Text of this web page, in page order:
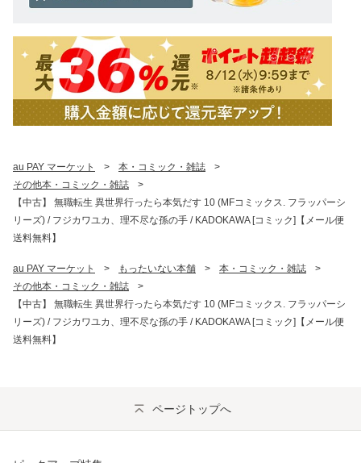
au PAY マーケット > 本・コミック・雑誌
>
その他本・コミック・雑誌
>
【中古】 無職転生 異世界行ったら本気だす 10 (MFコミックス. フラッパーシ
リーズ) / フジカワユカ、理不尽な孫の手 / KADOKAWA [コミック]【メール便
送料無料】
au PAY マーケット > もったいない本舗 > 本・コミック・雑誌
>
その他本・コミック・雑誌
>
【中古】 無職転生 異世界行ったら本気だす 10 (MFコミックス. フラッパーシ
リーズ) / フジカワユカ、理不尽な孫の手 / KADOKAWA [コミック]【メール便
送料無料】
ページトップへ